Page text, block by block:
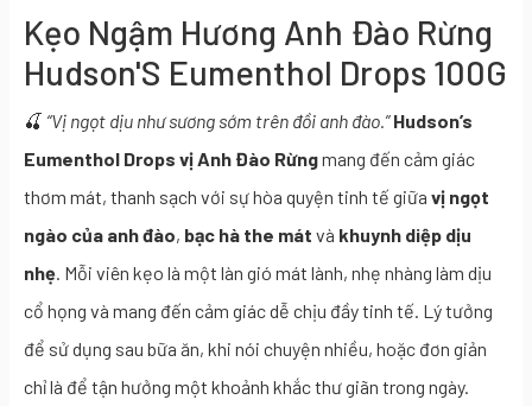
Kẹo Ngậm Hương Anh Đào Rừng
Hudson'S Eumenthol Drops 100G
🍒 “Vị ngọt dịu như sương sớm trên đồi anh đào.” Hudson’s
Eumenthol Drops vị Anh Đào Rừngmang đến cảm giác
thơm mát, thanh sạch với sự hòa quyện tinh tế giữa vị ngọt
ngào của anh đào, bạc hà the mát và khuynh diệp dịu
nhẹ. Mỗi viên kẹo là một làn gió mát lành, nhẹ nhàng làm dịu
cổ họng và mang đến cảm giác dễ chịu đầy tinh tế. Lý tưởng
để sử dụng sau bữa ăn, khi nói chuyện nhiều, hoặc đơn giản
chỉ là để tận hưởng một khoảnh khắc thư giãn trong ngày.